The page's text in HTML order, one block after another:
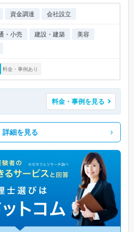
資金調達 会社設立
・小売 建設・建築
美容
料金・事例あり
料金・事例を見る
詳細を見る